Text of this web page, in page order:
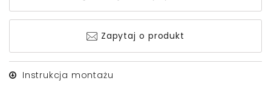
Zapytaj o produkt
Instrukcja montażu